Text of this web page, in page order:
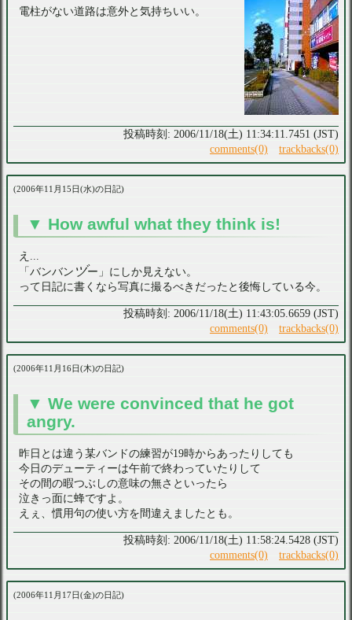
電柱がない道路は意外と気持ちいい。
2006/11/18(土) 11:34:11.7451 (JST)
comments(0)
trackbacks(0)
2006年11月15日(水)の日記
How awful what they think is!
え...
「バンバン ヅー」にしか見えない。
って日記に書くなら写真に撮るべきだったと後悔している今。
2006/11/18(土) 11:43:05.6659 (JST)
comments(0)
trackbacks(0)
2006年11月16日(木)の日記
We were convinced that he got
angry.
昨日とは違う某バンドの練習が19時からあったりしても
今日のデューティーは午前で終わっていたりして
その間の暇つぶしの意味の無さといったら
泣きっ面に蜂ですよ。
えぇ、慣用句の使い方を間違えましたとも。
2006/11/18(土) 11:58:24.5428 (JST)
comments(0)
trackbacks(0)
2006年11月17日(金)の日記